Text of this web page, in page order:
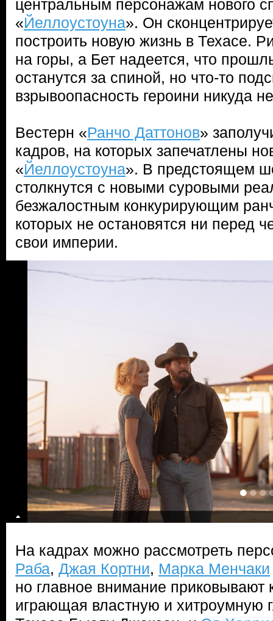
центральным персонажам нового
«Йеллоустоуна». Он
построить новую жизнь в Техасе.
на горы, а Бет надеется, что
останутся за спиной, но что-то
взрывоопасность героини никуда
Вестерн «Ранчо Даттонов»
кадров, на которых запечатлены
«Йеллоустоуна». В предстоящем
столкнутся с новыми суровыми
безжалостным конкурирующим
которых не остановятся ни перед
свои империи.
На кадрах можно рассмотреть
Раба, Джая Кортни, Марка Менчаки
но главное внимание приковывают
играющая властную и хитроумную